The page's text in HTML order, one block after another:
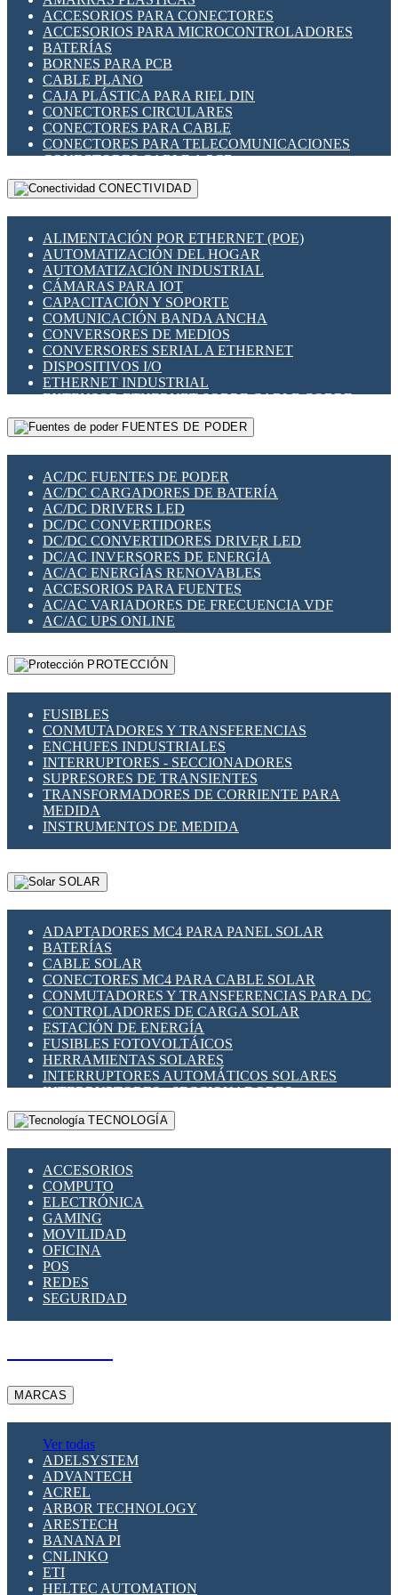
INDICADORES PARA PANEL
INTERFACES DE RELÉ
INTERRUPTORES FIN DE CARRERA
LLAVES CONMUTADORAS
MEDIDORES DE ENERGÍA Y TC'S DE CORRIENTE
MOTORES PASO A PASO
PANTALLAS HMI
PLC -CONTROLADORES LÓGICO PROGRAMABLES
PROGRAMADORES DE HORARIO
RELÉS DE PROTECCIÓN
SENSORES CAPACITIVOS
SENSORES INDUCTIVOS
TEMPORIZADORES
VARIACS
VARIADORES DE FRECUENCIA [VDF]
SECCIONADORES - INTERRUPTORES
MAQUINARIA
ACCESORIOS PARA CONECTORES
ACCESORIOS PARA MICROCONTROLADORES
BATERÍAS
BORNES PARA PCB
CABLE PLANO
CAJA PLÁSTICA PARA RIEL DIN
CONECTORES CIRCULARES
CONECTORES PARA CABLE
CONECTORES PARA TELECOMUNICACIONES
CONECTORES CABLE A PCB
CONECTORES PCB A CABLE
DIP SWITCHES
HERRAMIENTAS VARIAS
ILUMINACIÓN LED
INTERRUPTORES REED
INTERFACES DE RELÉ
OTROS RELÉS
PROTECCIÓN TÉRMICA
RELÉS AUTOMOTRICES
RELÉS DE SEÑAL
RELÉS DE ESTADO SÓLIDO SSR
RELÉS INDUSTRIALES
RELÉS MINIATURA DE POTENCIA
SENSORES MAGNÉTICOS
SWITCH Y MICROSWITCH
TARJETAS PI
UNIÓN Y DERIVACIÓN DE CABLE
CONECTIVIDAD
ALIMENTACIÓN POR ETHERNET (POE)
AUTOMATIZACIÓN DEL HOGAR
AUTOMATIZACIÓN INDUSTRIAL
CÁMARAS PARA IOT
CAPACITACIÓN Y SOPORTE
COMUNICACIÓN BANDA ANCHA
CONVERSORES DE MEDIOS
CONVERSORES SERIAL A ETHERNET
DISPOSITIVOS I/O
ETHERNET INDUSTRIAL
EXTENSOR ETHERNET SOBRE CABLE COBRE
GATEWAY LORAWAN
GESTIÓN DE REDES
PLACAS MODULARES IOT
SWITCHES Y REDES WIFI
SOLUCIONES IOT
SOLUCIONES LORAWAN
SOLUCIONES RED CELULAR
SEGURIDAD PARA REDES
SWITCHES LAN
TELEFONÍA IP (VOIP)
VIGILANCIA IP (CCTV)
MESHTASTIC
FUENTES DE PODER
AC/DC FUENTES DE PODER
AC/DC CARGADORES DE BATERÍA
AC/DC DRIVERS LED
DC/DC CONVERTIDORES
DC/DC CONVERTIDORES DRIVER LED
DC/AC INVERSORES DE ENERGÍA
AC/AC ENERGÍAS RENOVABLES
ACCESORIOS PARA FUENTES
AC/AC VARIADORES DE FRECUENCIA VDF
AC/AC UPS ONLINE
PROTECCIÓN
FUSIBLES
CONMUTADORES Y TRANSFERENCIAS
ENCHUFES INDUSTRIALES
INTERRUPTORES - SECCIONADORES
SUPRESORES DE TRANSIENTES
TRANSFORMADORES DE CORRIENTE PARA
MEDIDA
INSTRUMENTOS DE MEDIDA
SOLAR
ADAPTADORES MC4 PARA PANEL SOLAR
BATERÍAS
CABLE SOLAR
CONECTORES MC4 PARA CABLE SOLAR
CONMUTADORES Y TRANSFERENCIAS PARA DC
CONTROLADORES DE CARGA SOLAR
ESTACIÓN DE ENERGÍA
FUSIBLES FOTOVOLTÁICOS
HERRAMIENTAS SOLARES
INTERRUPTORES AUTOMÁTICOS SOLARES
INTERRUPTORES - SECCIONADORES
FOTOVOLTÁICOS
MONTAJE PANEL SOLAR
SUPRESOR DE TRANSIENTES SPDS PARA
APLICACIONES FOTOVOLTAICAS
TECNOLOGÍA
ACCESORIOS
COMPUTO
ELECTRÓNICA
GAMING
MOVILIDAD
OFICINA
POS
REDES
SEGURIDAD
MARCAS
Ver todas
ADELSYSTEM
ADVANTECH
ACREL
ARBOR TECHNOLOGY
ARESTECH
BANANA PI
CNLINKO
ETI
HELTEC AUTOMATION